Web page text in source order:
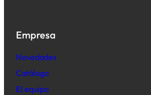
Empresa
Novedades
Catálogo
El equipo